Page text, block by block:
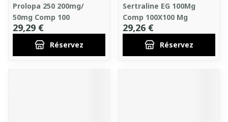
Prolopa 250 200mg/
50mg Comp 100
29,29 €
Réservez
Sertraline EG 100Mg
Comp 100X100 Mg
29,26 €
Réservez